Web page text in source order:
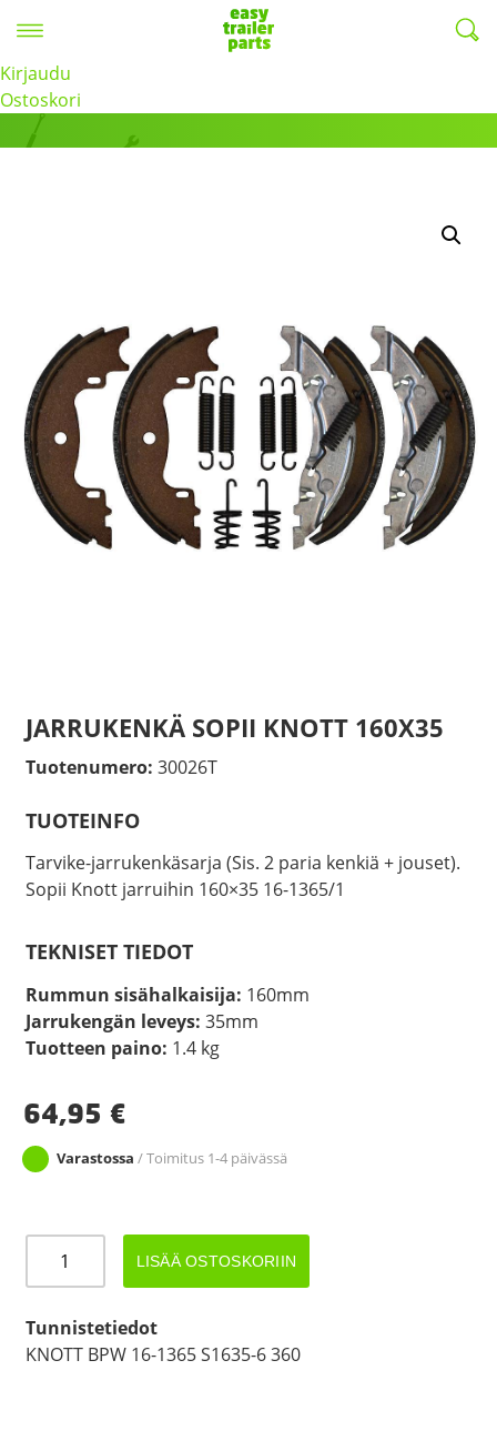
Kirjaudu
Ostoskori
Tuotteet
JARRUKENKÄ SOPII KNOTT 160X35
Tuotenumero: 30026T
TUOTEINFO
Tarvike-jarrukenkäsarja (Sis. 2 paria kenkiä + jouset).
Sopii Knott jarruihin 160×35 16-1365/1
TEKNISET TIEDOT
Rummun sisähalkaisija: 160mm
Jarrukengän leveys: 35mm
Tuotteen paino: 1.4 kg
64,95 €
Varastossa / Toimitus 1-4 päivässä
SOPII
160X35
määrä
LISÄÄ OSTOSKORIIN
Tunnistetiedot
KNOTT BPW 16-1365 S1635-6 360